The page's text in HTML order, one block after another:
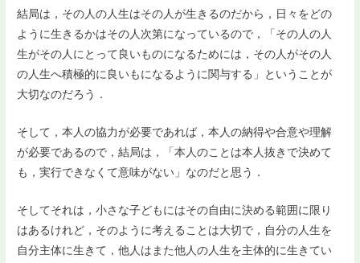
結局は，その人の人生はその人が生きるのだから，日々をどの
ように生きるかはその人次第になっているので，「その人の人
生がその人にとって良いものになるためには，その人がその人
の人生へ積極的に良いもになるように関与する」ということが
大切なのだろう．
そして，本人の協力が必要であれば，本人の納得や合意や理解
が必要であるので，結局は，「本人のことは本人抜きで決めて
も，実行できなくて意味がない」なのだと思う．
そしてそれは，小さな子どもにはその自由に決める範囲に限り
はあるけれど，そのように考えることは大切で，自分の人生を
自分主体に生きて，他人はまた他人の人生を主体的に生きてい